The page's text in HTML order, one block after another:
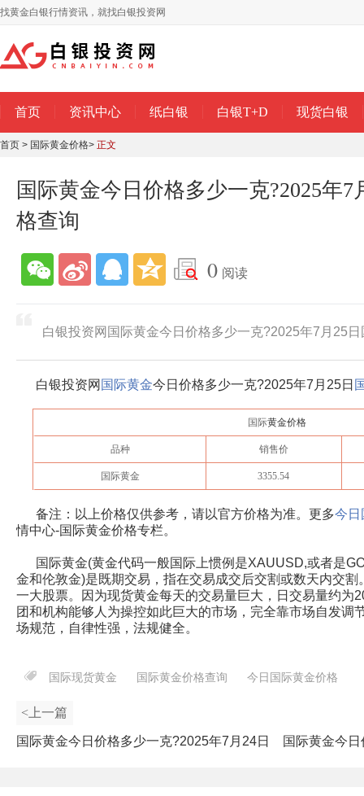
找黄金白银行情资讯，就找白银投资网
首页 资讯中心 纸白银 白银T+D 现货白银
首页 > 国际黄金价格> 正文
国际黄金今日价格多少一克?2025年7
格查询
0 阅读
白银投资网国际黄金今日价格多少一克?2025年7月25
白银投资网 国际黄金今日价格多少一克?2025年7月25日
国际黄金价格
品种 销售价
国际黄金 3355.54
备注：以上价格仅供参考，请以官方价格为准。更多今日
情中心-国际黄金价格专栏。
国际黄金(黄金代码一般国际上惯例是XAUUSD,或者是
金和伦敦金)是既期交易，指在交易成交后交割或数天内交
一大股票。因为现货黄金每天的交易量巨大，日交易量约为
团和机构能够人为操控如此巨大的市场，完全靠市场自发调
场规范，自律性强，法规健全。
国际现货黄金 国际黄金价格查询 今日国际黄金价格
<上一篇
国际黄金今日价格多少一克?2025年7月24日 国际黄金今